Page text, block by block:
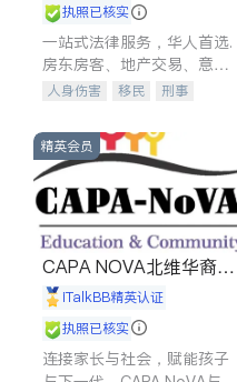
执照已核实
一站式法律服务，华人首选.
房东房客、地产交易、意外
伤害、车祸重伤、商业诉
建筑合同、刑事案件全包办
人身伤害 移民
刑事
信托/遗嘱
商业
索赔
律师-其它 保释
精英会员
CAPA NOVA北维华裔家
长会iTalkBB精英认证
执照已核实
连接家长与社会，赋能孩子